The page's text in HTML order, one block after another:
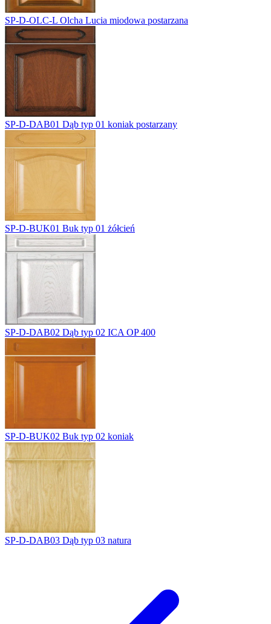
SP-D-OLC-L Olcha Lucia miodowa postarzana
SP-D-DAB01 Dąb typ 01 koniak postarzany
SP-D-BUK01 Buk typ 01 żółcień
SP-D-DAB02 Dąb typ 02 ICA OP 400
SP-D-BUK02 Buk typ 02 koniak
SP-D-DAB03 Dąb typ 03 natura